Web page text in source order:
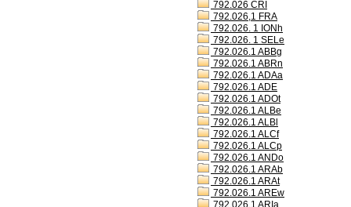
792.026 CRI
792.026,1 FRA
792.026. 1 IONh
792.026. 1 SELe
792.026.1 ABBg
792.026.1 ABRn
792.026.1 ADAa
792.026.1 ADE
792.026.1 ADOt
792.026.1 ALBe
792.026.1 ALBl
792.026.1 ALCf
792.026.1 ALCp
792.026.1 ANDo
792.026.1 ARAb
792.026.1 ARAt
792.026.1 AREw
792.026.1 ARIa